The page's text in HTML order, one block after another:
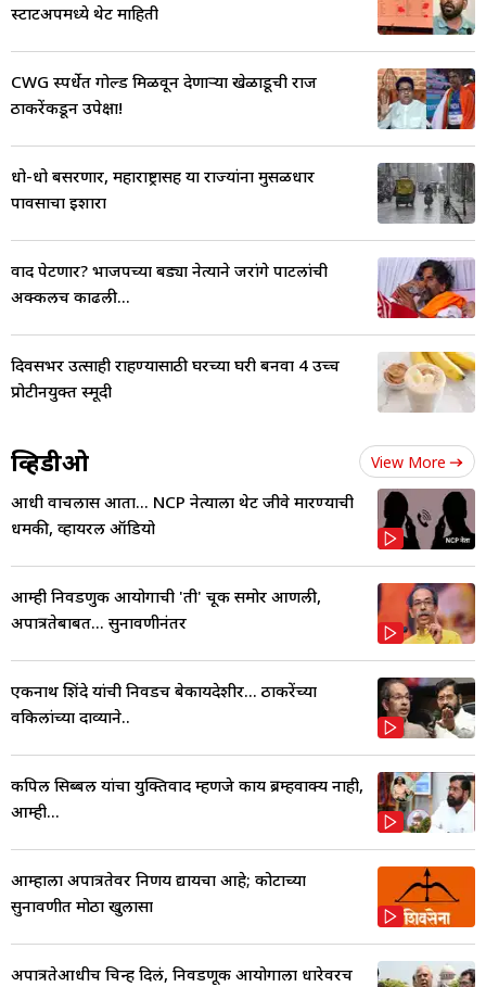
स्टार्टअपमध्ये थेट माहिती
CWG स्पर्धेत गोल्ड मिळवून देणाऱ्या खेळाडूची राज
ठाकरेंकडून उपेक्षा!
धो-धो बसरणार, महाराष्ट्रासह या राज्यांना मुसळधार
पावसाचा इशारा
वाद पेटणार? भाजपच्या बड्या नेत्याने जरांगे पाटलांची
अक्कलच काढली...
दिवसभर उत्साही राहण्यासाठी घरच्या घरी बनवा 4 उच्च
प्रोटीनयुक्त स्मूदी
व्हिडीओ View More
आधी वाचलास आता... NCP नेत्याला थेट जीवे मारण्याची
धमकी, व्हायरल ऑडियो
आम्ही निवडणुक आयोगाची 'ती' चूक समोर आणली,
अपात्रतेबाबत... सुनावणीनंतर
एकनाथ शिंदे यांची निवडच बेकायदेशीर... ठाकरेंच्या
वकिलांच्या दाव्याने..
कपिल सिब्बल यांचा युक्तिवाद म्हणजे काय ब्रम्हवाक्य नाही,
आम्ही...
आम्हाला अपात्रतेवर निर्णय द्यायचा आहे; कोर्टाच्या
सुनावणीत मोठा खुलासा
अपात्रतेआधीच चिन्ह दिलं, निवडणूक आयोगाला धारेवरच